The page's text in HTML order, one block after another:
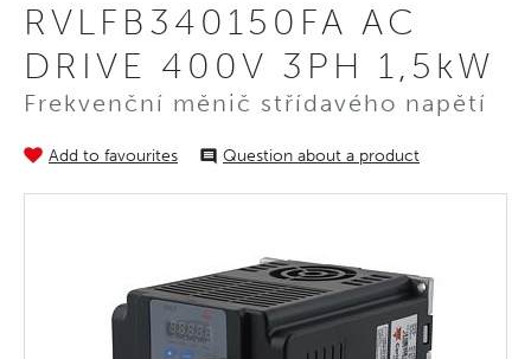
RVLFB340150FA AC
DRIVE 400V 3PH 1,5kW
Frekvenční měnič střídavého napětí
Add to favourites Question about a product